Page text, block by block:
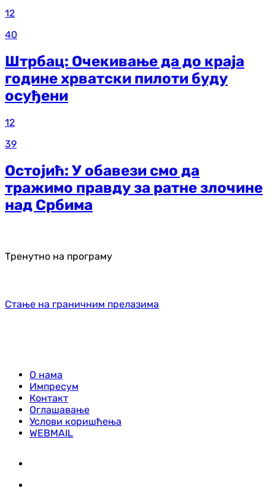
12
40
Штрбац: Очекивање да до краја
године хрватски пилоти буду
осуђени
12
39
Остојић: У обавези смо да
тражимо правду за ратне злочине
над Србима
Тренутно на програму
Стање на граничним прелазима
О нама
Импресум
Контакт
Оглашавање
Услови коришћења
WEBMAIL